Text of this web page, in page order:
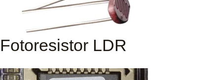
Fotoresistor LDR